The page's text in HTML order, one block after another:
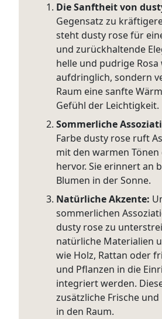
Die Sanftheit von
Gegensatz zu
steht dusty rose für
und zurückhaltende
helle und pudrige
aufdringlich, sondern
Raum eine sanfte
Gefühl der Leichtigkeit.
Sommerliche
Farbe dusty rose ruft
mit den warmen Tönen
hervor. Sie erinnert an
Blumen in der Sonne.
Natürliche Akzente:
sommerlichen
dusty rose zu
natürliche Materialien
wie Holz, Rattan oder
und Pflanzen in die
integriert werden.
zusätzliche Frische
in den Raum.